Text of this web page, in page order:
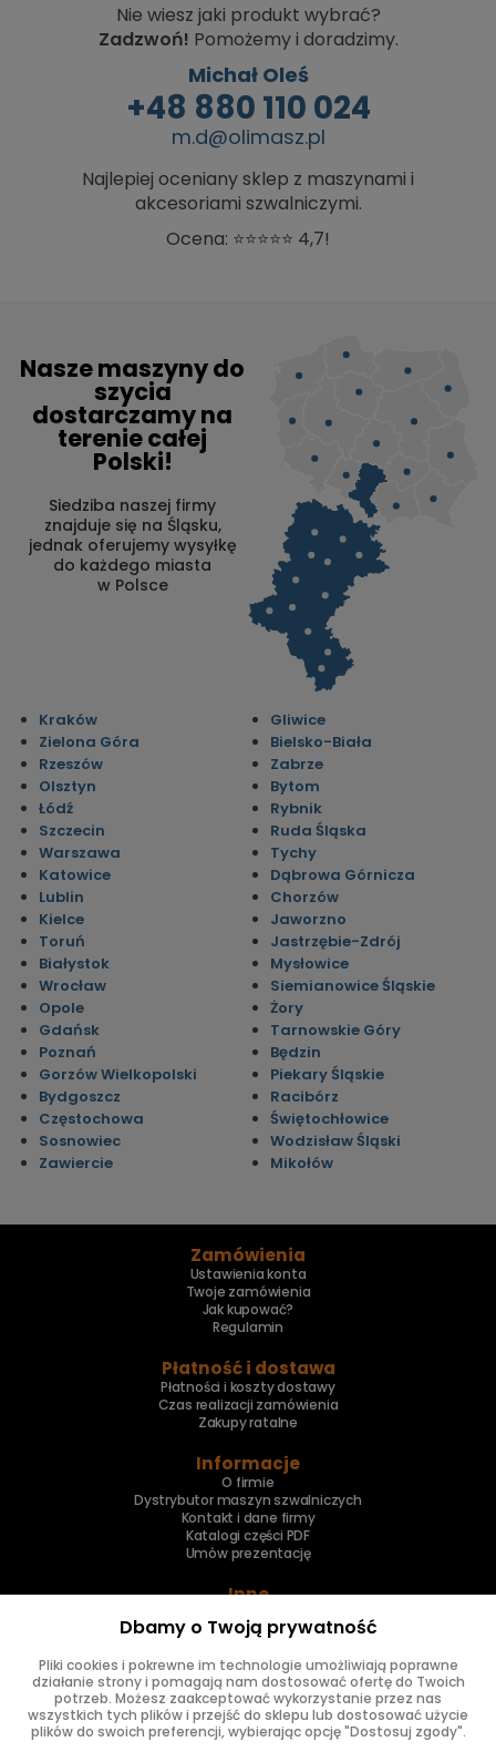
Nie wiesz jaki produkt wybrać?
Zadzwoń! Pomożemy i doradzimy.
Michał Oleś
+48 880 110 024
m.d@olimasz.pl
Najlepiej oceniany sklep z maszynami i
akcesoriami szwalniczymi.
Ocena: ⭐⭐⭐⭐⭐ 4,7!
Nasze maszyny do
szycia
dostarczamy na
terenie całej
Polski!
Siedziba naszej firmy
znajduje się na Śląsku,
jednak oferujemy wysyłkę
do każdego miasta
w Polsce
Kraków
Zielona Góra
Rzeszów
Olsztyn
Łódź
Szczecin
Warszawa
Katowice
Lublin
Kielce
Toruń
Białystok
Wrocław
Opole
Gdańsk
Poznań
Gorzów Wielkopolski
Bydgoszcz
Częstochowa
Sosnowiec
Zawiercie
Gliwice
Bielsko-Biała
Zabrze
Bytom
Rybnik
Ruda Śląska
Tychy
Dąbrowa Górnicza
Chorzów
Jaworzno
Jastrzębie-Zdrój
Mysłowice
Siemianowice Śląskie
Żory
Tarnowskie Góry
Będzin
Piekary Śląskie
Racibórz
Świętochłowice
Wodzisław Śląski
Mikołów
Zamówienia
Ustawienia konta
Twoje zamówienia
Jak kupować?
Regulamin
Płatność i dostawa
Płatności i koszty dostawy
Czas realizacji zamówienia
Zakupy ratalne
Informacje
O firmie
Dystrybutor maszyn szwalniczych
Kontakt i dane firmy
Katalogi części PDF
Umów prezentację
Inne
Naprawa maszyn
Znajdziesz nas
Dbamy o Twoją prywatność
Pliki cookies i pokrewne im technologie umożliwiają poprawne
działanie strony i pomagają nam dostosować ofertę do Twoich
potrzeb. Możesz zaakceptować wykorzystanie przez nas
wszystkich tych plików i przejść do sklepu lub dostosować użycie
plików do swoich preferencji, wybierając opcję "Dostosuj zgody".